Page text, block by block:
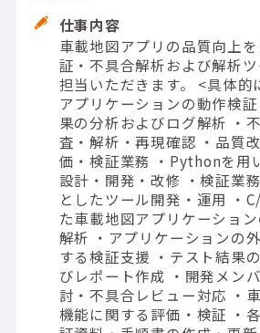
仕事内容
車載地図アプリの品質向上
証・不具合解析および解析
担当いただきます。 <具体的
アプリケーションの動作検
果の分析およびログ解析 ・
査・解析・再現確認 ・品質
価・検証業務 ・Pythonを用
設計・開発・改修 ・検証業
としたツール開発・運用 ・
た車載地図アプリケーショ
解析 ・アプリケーションの
する検証支援 ・テスト結果
びレポート作成 ・開発メン
討・不具合レビュー対応 ・
機能に関する評価・検証 ・